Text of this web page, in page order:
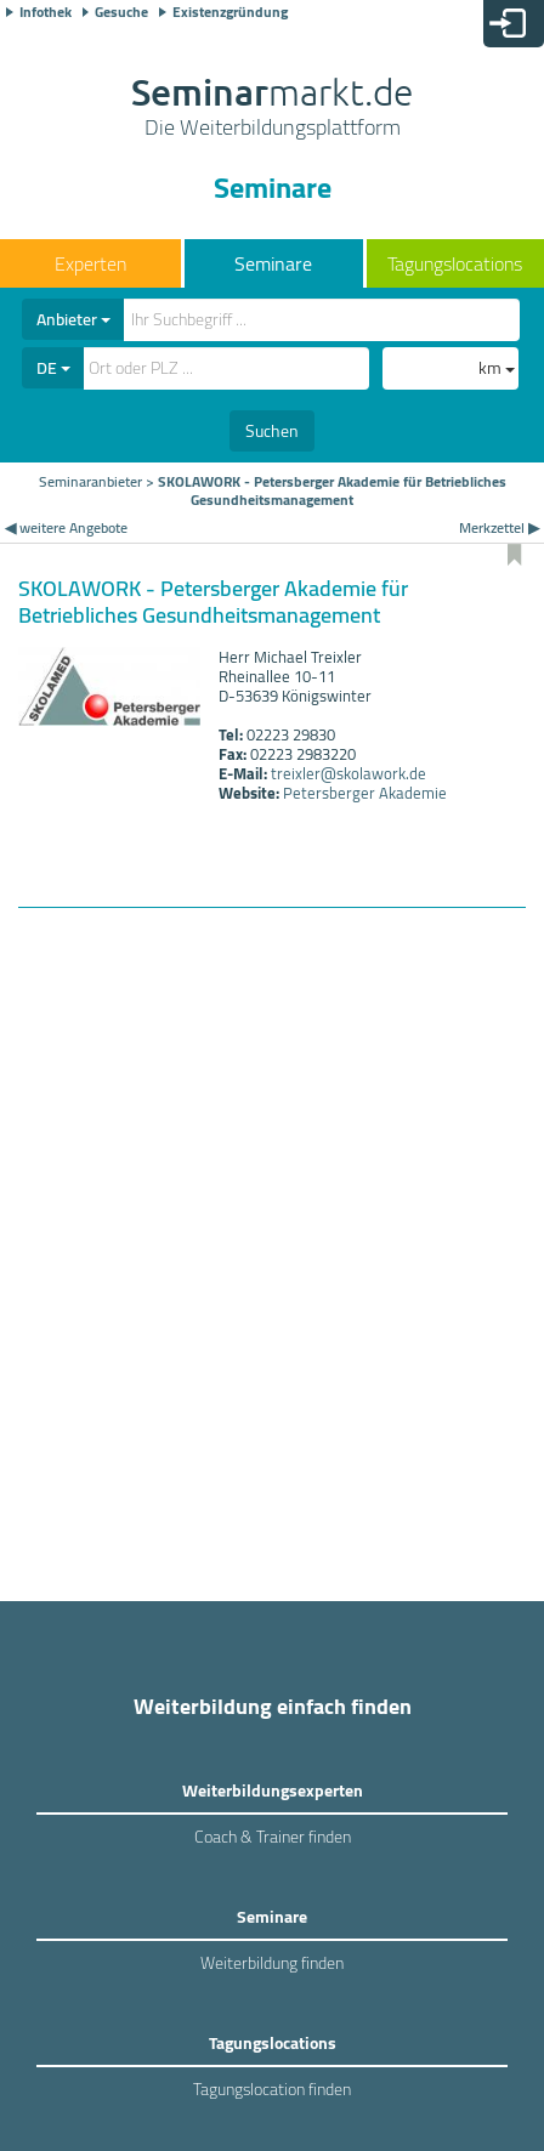
Infothek Gesuche Existenzgründung
Seminarmarkt.de
Die Weiterbildungsplattform
Seminare
Seminare Tagungslocations
Anbieter
DE
km
Suchen
Seminaranbieter>SKOLAWORK - Petersberger Akademie für Betriebliches
Gesundheitsmanagement
◀ weitere Angebote
Merkzettel ▶
SKOLAWORK - Petersberger Akademie für
Betriebliches Gesundheitsmanagement
Herr Michael Treixler
Rheinallee 10-11
D-53639 Königswinter
Tel:02223 29830
Fax:02223 2983220
E-Mail:treixler@skolawork.de
Website:Petersberger Akademie
Weiterbildung einfach finden
Weiterbildungsexperten
Coach & Trainer finden
Seminare
Weiterbildung finden
Tagungslocations
Tagungslocation finden